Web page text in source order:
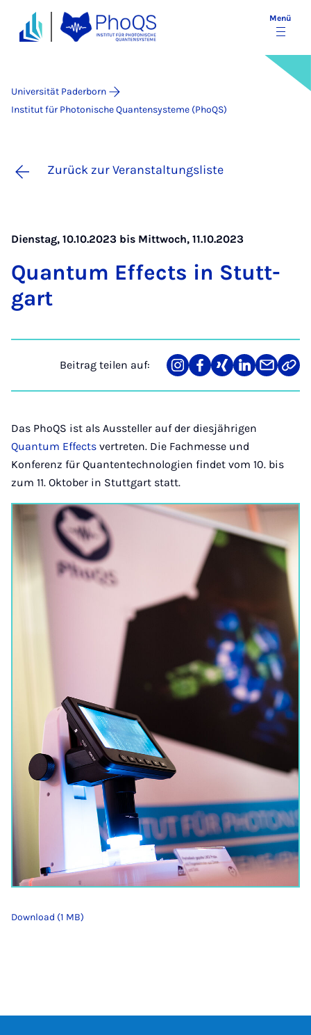
Menü
Universität Paderborn
Institut für Photonische Quantensysteme (PhoQS)
Zurück zur Veranstaltungsliste
Dienstag, 10.10.2023 bis Mittwoch, 11.10.2023
Quan­tum Ef­fects in Stutt­
gart
Beitrag teilen auf:
Teilen
auf
Teilen
auf
Teilen
auf
Teilen
auf
Teilen
über
Link
Das PhoQS ist als Aussteller auf der diesjährigen
Quantum Effects vertreten. Die Fachmesse und
Konferenz für Quantentechnologien findet vom 10. bis
zum 11. Oktober in Stuttgart statt.
Download (1 MB)